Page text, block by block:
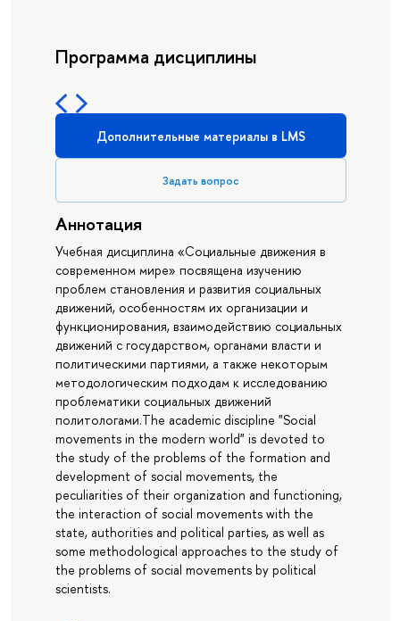
Программа дисциплины
Дополнительные материалы в LMS
Задать вопрос
Аннотация
Учебная дисциплина «Социальные движения в
современном мире» посвящена изучению
проблем становления и развития социальных
движений, особенностям их организации и
функционирования, взаимодействию социальных
движений с государством, органами власти и
политическими партиями, а также некоторым
методологическим подходам к исследованию
проблематики социальных движений
политологами.The academic discipline "Social
movements in the modern world" is devoted to
the study of the problems of the formation and
development of social movements, the
peculiarities of their organization and functioning,
the interaction of social movements with the
state, authorities and political parties, as well as
some methodological approaches to the study of
the problems of social movements by political
scientists.